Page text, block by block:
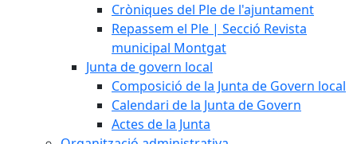
Cròniques del Ple de l'ajuntament
Repassem el Ple | Secció Revista
municipal Montgat
Junta de govern local
Composició de la Junta de Govern local
Calendari de la Junta de Govern
Actes de la Junta